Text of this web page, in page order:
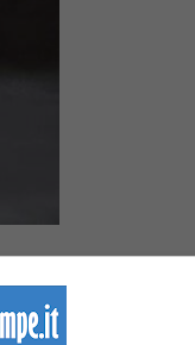
per quello che